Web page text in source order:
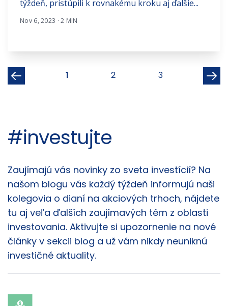
týždeň, pristúpili k rovnakému kroku aj ďalšie...
Nov 6, 2023 · 2 MIN
1 2 3
#investujte
Články
Zaujímajú vás novinky zo sveta investícií? Na
našom blogu vás každý týždeň informujú naši
kolegovia o dianí na akciových trhoch, nájdete
tu aj veľa ďalších zaujímavých tém z oblasti
investovania. Aktivujte si upozornenie na nové
články v sekcii blog a už vám nikdy neuniknú
investičné aktuality.